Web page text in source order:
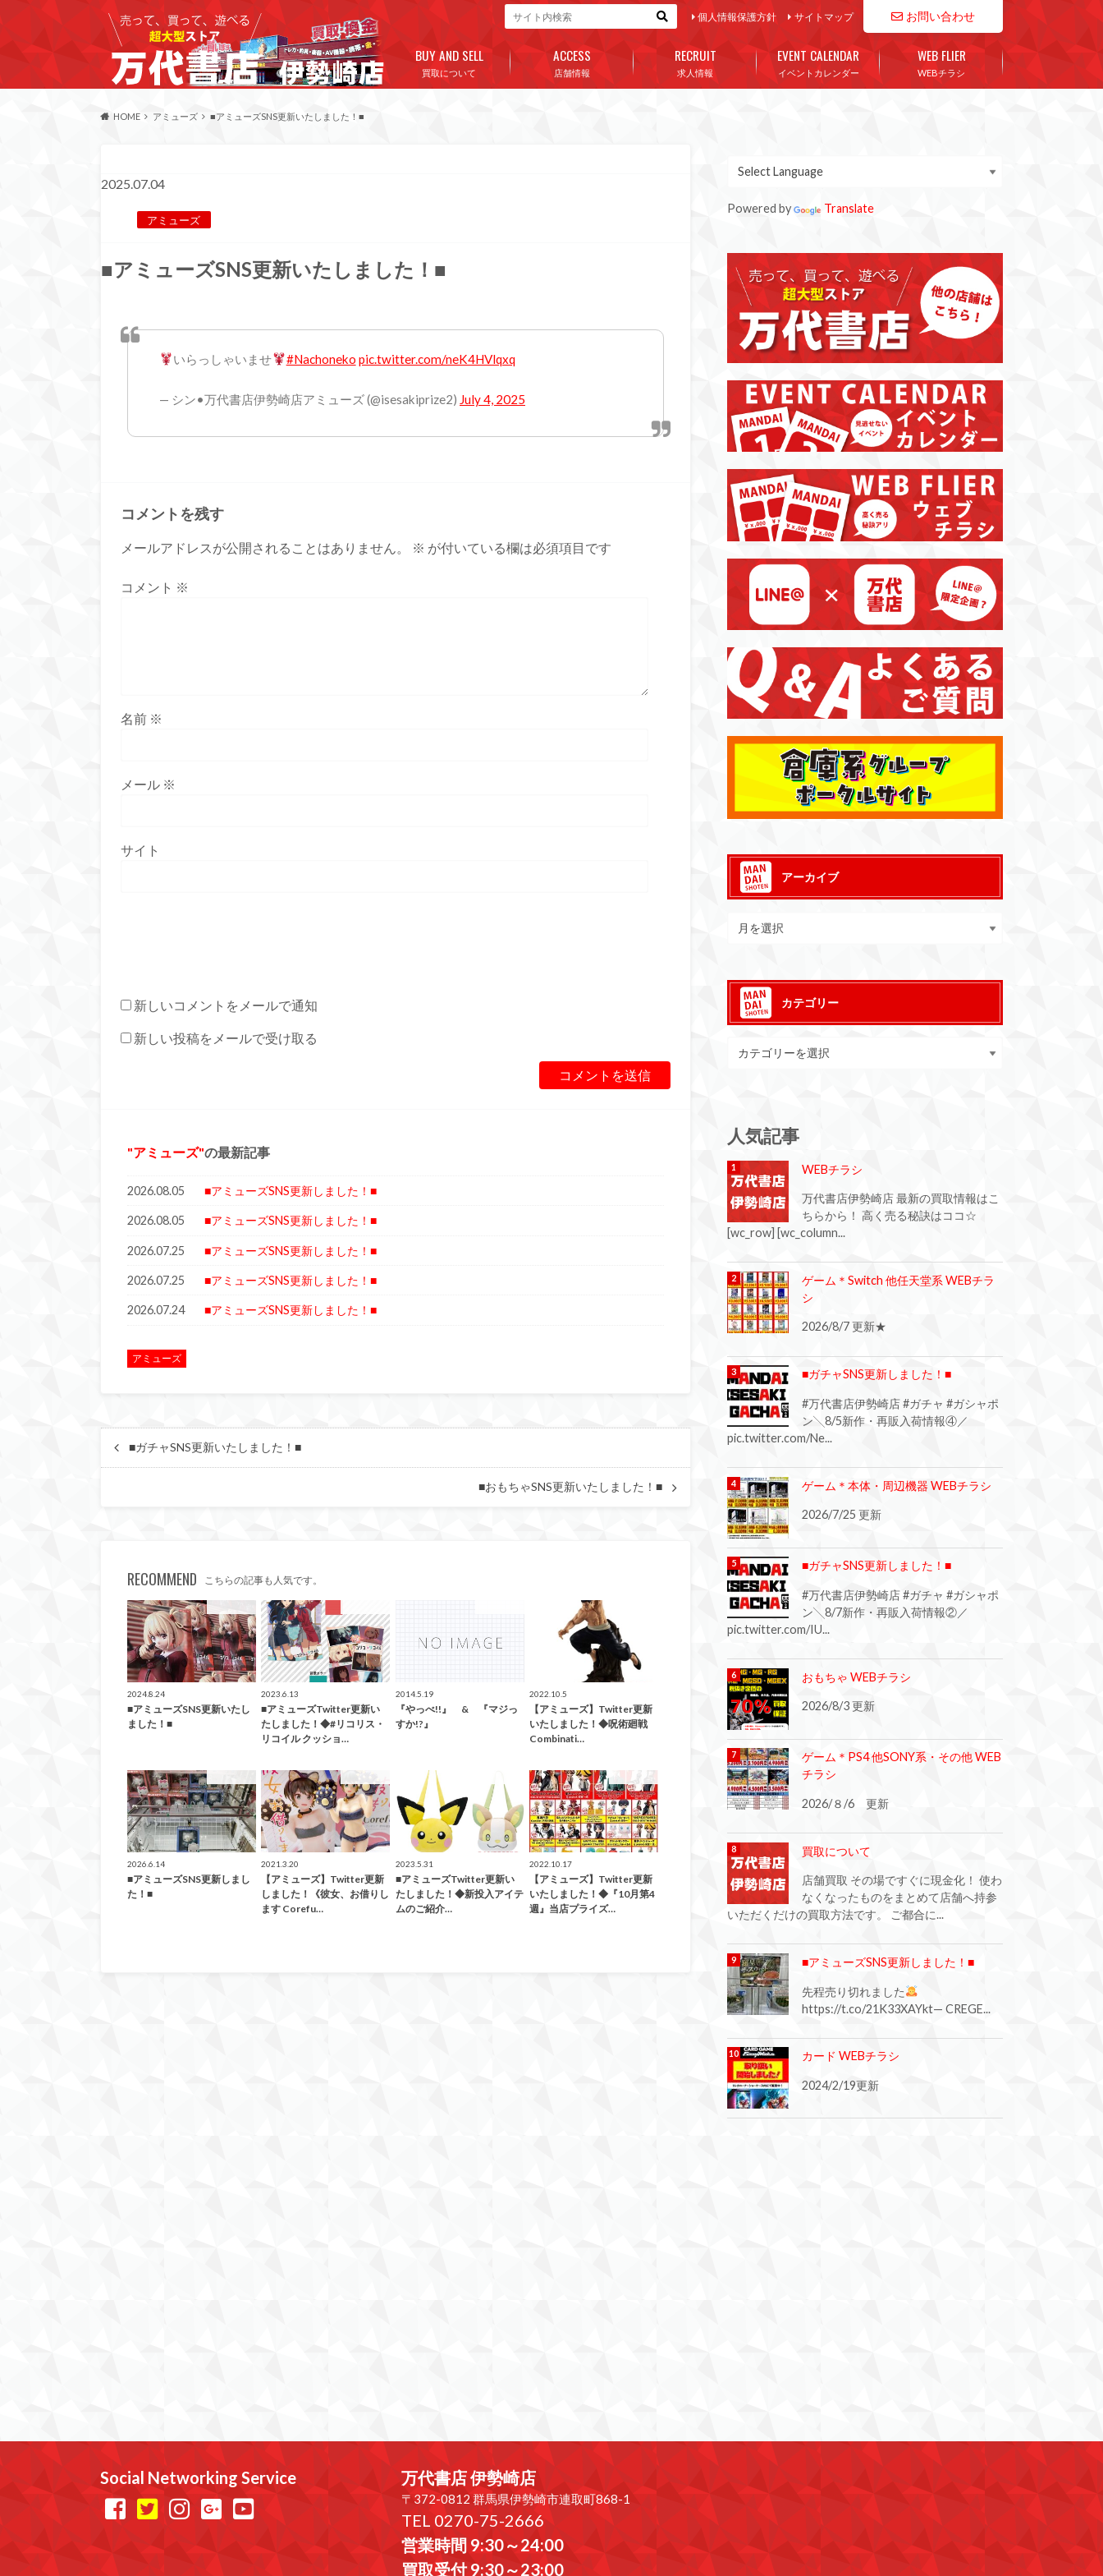
お問い合わせ
個人情報保護方針 サイトマップ
買取について
BUY AND SELL
店舗情報
ACCESS
求人情報
RECRUIT
イベントカレンダー
EVENT CALENDAR
WEBチラシ
WEB FLIER
HOME アミューズ ■アミューズSNS更新いたしました！■
2025.07.04
アミューズ
■アミューズSNS更新いたしました！■
いらっしゃいませ #Nachoneko pic.twitter.com/neK4HVlqxq
— シン•万代書店伊勢崎店アミューズ (@isesakiprize2) July 4, 2025
コメントを残す
メールアドレスが公開されることはありません。 ※ が付いている欄は必須項目です
コメント ※
名前 ※
メール ※
サイト
新しいコメントをメールで通知
新しい投稿をメールで受け取る
アミューズ の最新記事
2026.08.05 ■アミューズSNS更新しました！■
2026.08.05 ■アミューズSNS更新しました！■
2026.07.25 ■アミューズSNS更新しました！■
2026.07.25 ■アミューズSNS更新しました！■
2026.07.24 ■アミューズSNS更新しました！■
アミューズ
■ガチャSNS更新いたしました！■
■おもちゃSNS更新いたしました！■
RECOMMEND こちらの記事も人気です。
2024.8.24
■アミューズSNS更新いたし
ました！■
2023.6.13
■アミューズTwitter更新い
たしました！◆#リコリス・
リコイル クッショ…
2014.5.19
『やっべ!!』 & 『マジっ
すか!?』
2022.10.5
【アミューズ】Twitter更新
いたしました！◆呪術廻戦
Combinati…
2026.6.14
■アミューズSNS更新しまし
た！■
アミューズ
2021.3.20
【アミューズ】Twitter更新
しました！《彼女、お借りし
ます Corefu…
2023.5.31
■アミューズTwitter更新い
たしました！◆新投入アイテ
ムのご紹介…
アミューズ
2022.10.17
【アミューズ】Twitter更新
いたしました！◆『10月第4
週』当店プライズ…
Powered by Translate
アーカイブ
カテゴリー
人気記事
WEBチラシ
万代書店伊勢崎店 最新の買取情報はこ
ちらから！ 高く売る秘訣はココ☆
[wc_row] [wc_column...
ゲーム＊Switch 他任天堂系 WEBチラ
シ
2026/8/7 更新★
■ガチャSNS更新しました！■
#万代書店伊勢崎店 #ガチャ #ガシャポ
ン╲8/5新作・再販入荷情報④／
pic.twitter.com/Ne...
ゲーム＊本体・周辺機器 WEBチラシ
2026/7/25 更新
■ガチャSNS更新しました！■
#万代書店伊勢崎店 #ガチャ #ガシャポ
ン╲8/7新作・再販入荷情報②／
pic.twitter.com/IU...
おもちゃ WEBチラシ
2026/8/3 更新
ゲーム＊PS4 他SONY系・その他 WEB
チラシ
2026/８/6 更新
買取について
店舗買取 その場ですぐに現金化！ 使わ
なくなったものをまとめて店舗へ持参
いただくだけの買取方法です。 ご都合に...
■アミューズSNS更新しました！■
先程売り切れました
https://t.co/21K33XAYkt— CREGE...
カード WEBチラシ
2024/2/19更新
Social Networking Service 万代書店 伊勢崎店
〒372-0812 群馬県伊勢崎市連取町868-1
TEL 0270-75-2666
営業時間 9:30～24:00
買取受付 9:30～23:00